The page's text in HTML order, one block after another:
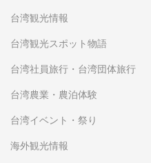
台湾観光情報
台湾観光スポット物語
台湾社員旅行・台湾団体旅行
台湾農業・農泊体験
台湾イベント・祭り
海外観光情報